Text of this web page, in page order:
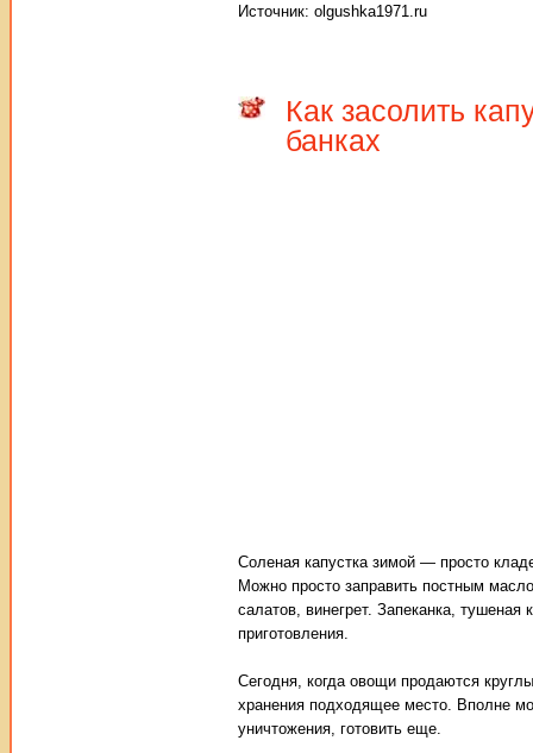
Источник: olgushka1971.ru
Как засолить
банках
Соленая капустка зимой — просто
Можно просто заправить постным
салатов, винегрет. Запеканка,
приготовления.
Сегодня, когда овощи продаются
хранения подходящее место. Вполне
уничтожения, готовить еще.